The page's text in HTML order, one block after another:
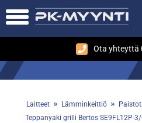
Ota yhteyttä
Laitteet » Lämminkeittiö »
Teppanyaki grilli Bertos SE9FL12P-3/